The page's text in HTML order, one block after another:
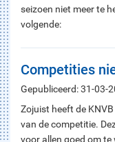
seizoen niet meer te
volgende:
Competities
Gepubliceerd: 31-03-
Zojuist heeft de
van de competitie.
voor allen goed om te